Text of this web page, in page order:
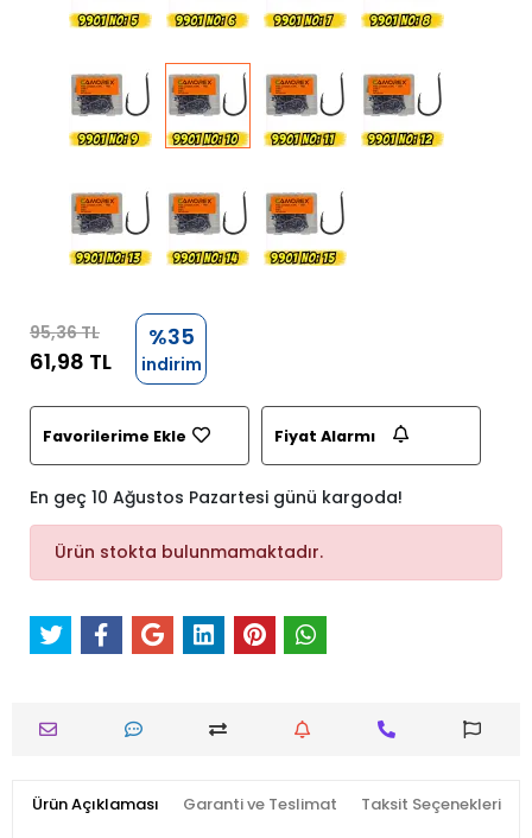
95,36 TL
61,98 TL
%35
indirim
Favorilerime Ekle Fiyat Alarmı
En geç 10 Ağustos Pazartesi günü kargoda!
Ürün stokta bulunmamaktadır.
Ürün Açıklaması Garanti ve Teslimat Taksit Seçenekleri